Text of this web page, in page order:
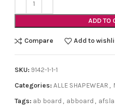
ADD TO
Compare Add to
SKU: 9142-1-1-1
Categories: ALLE SHAPEWEAR ,
Tags: ab board , abboard ,